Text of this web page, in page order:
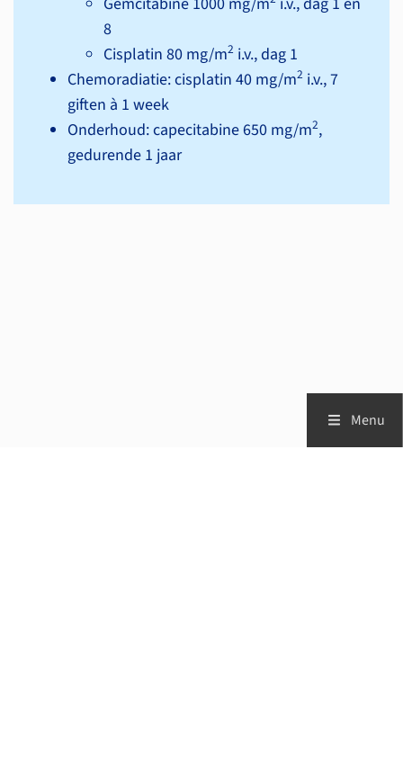
8
Cisplatin 80 mg/m2 i.v., dag 1
Chemoradiatie: cisplatin 40 mg/m2 i.v., 7
giften à 1 week
Onderhoud: capecitabine 650 mg/m2,
gedurende 1 jaar
Menu